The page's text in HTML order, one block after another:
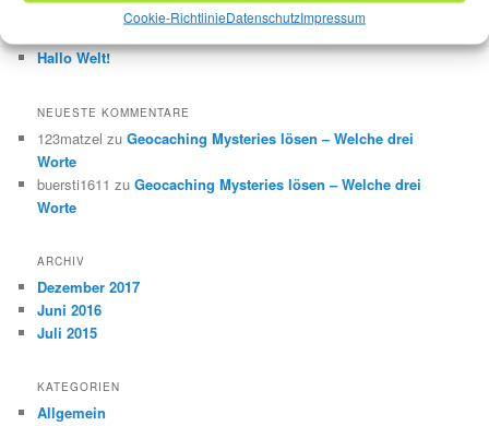
Cookie-RichtlinieDatenschutzImpressum
Kinder erklären Geocaching
Hallo Welt!
NEUESTE KOMMENTARE
123matzel zuGeocaching Mysteries lösen – Welche drei
Worte
buersti1611 zuGeocaching Mysteries lösen – Welche drei
Worte
ARCHIV
Dezember 2017
Juni 2016
Juli 2015
KATEGORIEN
Allgemein